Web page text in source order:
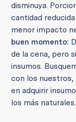
disminuya.
cantidad
menor impacto
buen momento:
de la cena, pero
insumos.
con los nuestros,
en adquirir
los más naturales.